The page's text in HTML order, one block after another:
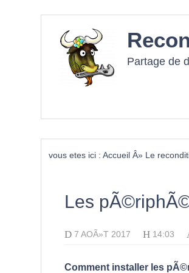
Partage de
vous etes ici :Accueil Â» Le
Les
D 7 AOÃ»T 2017H 14:03
Comment installer les